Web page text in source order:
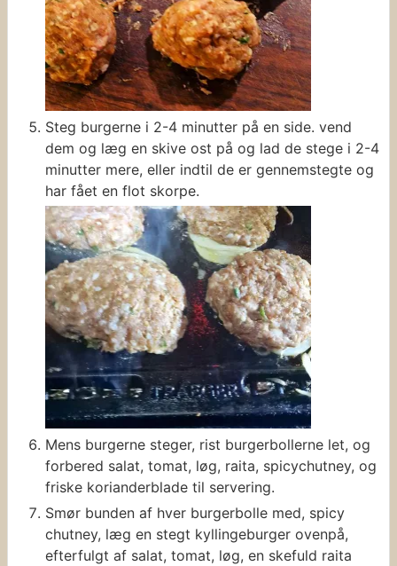
Steg burgerne i 2-4 minutter på en side. vend
dem og læg en skive ost på og lad de stege i 2-4
minutter mere, eller indtil de er gennemstegte og
har fået en flot skorpe.
Mens burgerne steger, rist burgerbollerne let, og
forbered salat, tomat, løg, raita, spicychutney, og
friske korianderblade til servering.
Smør bunden af hver burgerbolle med, spicy
chutney, læg en stegt kyllingeburger ovenpå,
efterfulgt af salat, tomat, løg, en skefuld raita